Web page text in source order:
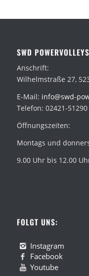
SWD
Anschrift:
Wilhelmstraße 27,
E-Mail: info@swd-
Telefon: 02421-51290
Öffnungszeiten:
Montags und
9.00 Uhr bis 12.00
FOLGT UNS:
Instagram
Facebook
Youtube